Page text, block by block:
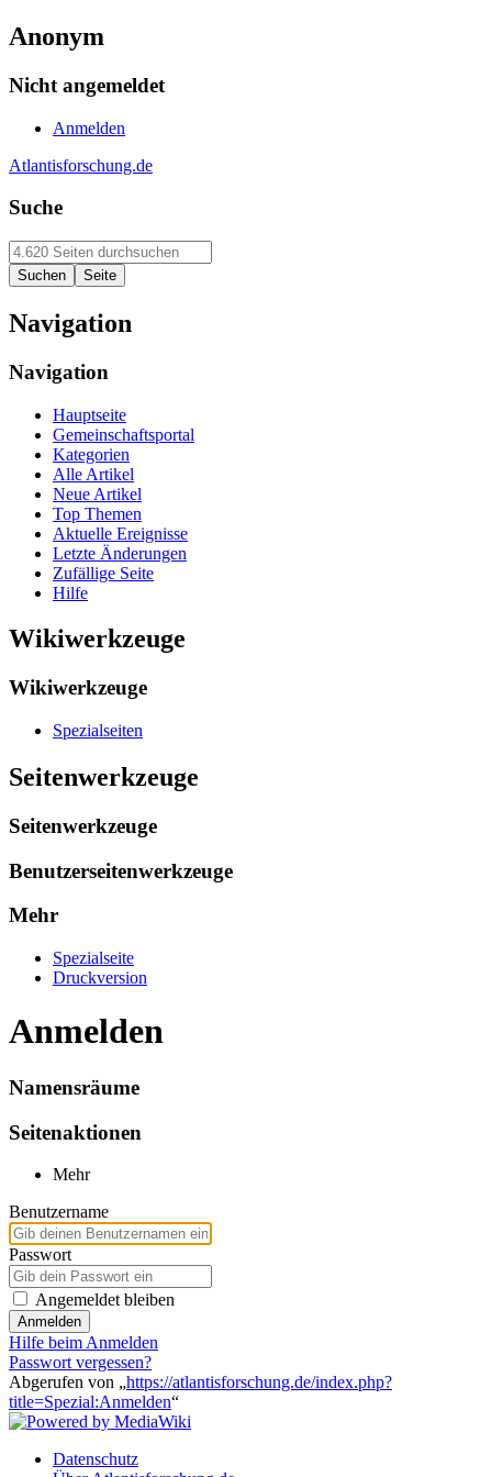
Anonym
Nicht angemeldet
Anmelden
Atlantisforschung.de
Suche
Navigation
Navigation
Hauptseite
Gemeinschaftsportal
Kategorien
Alle Artikel
Neue Artikel
Top Themen
Aktuelle Ereignisse
Letzte Änderungen
Zufällige Seite
Hilfe
Wikiwerkzeuge
Wikiwerkzeuge
Spezialseiten
Seitenwerkzeuge
Seitenwerkzeuge
Benutzerseitenwerkzeuge
Mehr
Spezialseite
Druckversion
Anmelden
Namensräume
Seitenaktionen
Mehr
Benutzername
Passwort
Angemeldet bleiben
Anmelden
Hilfe beim Anmelden
Passwort vergessen?
Abgerufen von „https://atlantisforschung.de/index.php?
title=Spezial:Anmelden“
Datenschutz